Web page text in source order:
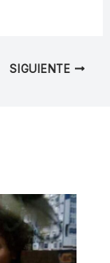
SIGUIENTE